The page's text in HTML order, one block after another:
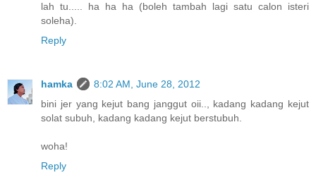
lah tu..... ha ha ha (boleh tambah lagi satu calon isteri
soleha).
Reply
hamka
8:02 AM, June 28, 2012
bini jer yang kejut bang janggut oii.., kadang kadang kejut
solat subuh, kadang kadang kejut berstubuh.
woha!
Reply